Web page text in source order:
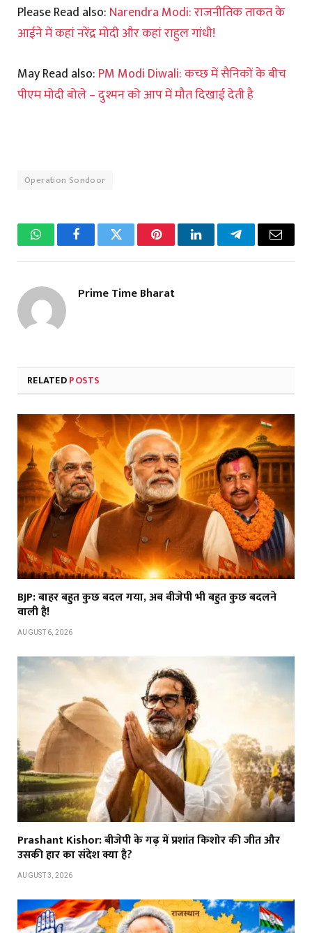
Please Read also: Narendra Modi: राजनीतिक ताकत के
आईने में कहां नरेंद्र मोदी और कहां राहुल गांधी!
May Read also: PM Modi Diwali: कच्छ में सैनिकों के बीच
पीएम मोदी बोले – दुश्मन को आप में मौत दिखाई देती है
Operation Sondoor
WhatsAppFacebookTwitter PinterestLinkedInTelegramEmail
Prime Time Bharat
RELATEDPOSTS
BJP: बाहर बहुत कुछ बदल गया, अब बीजेपी भी बहुत कुछ बदलने
वाली है!
AUGUST 6, 2026
Prashant Kishor: बीजेपी के गढ़ में प्रशांत किशोर की जीत और
उसकी हार का संदेश क्या है?
AUGUST 3, 2026